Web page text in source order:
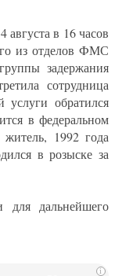
в 16 часов
из отделов ФМС
задержания
сотрудница
услуги обратился
в федеральном
1992 года
в розыске за
для дальнейшего
i